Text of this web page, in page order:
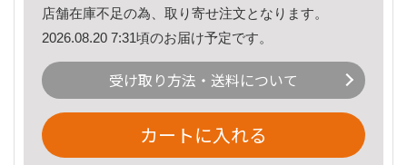
店舗在庫不足の為、取り寄せ注文となります。
2026.08.20 7:31頃のお届け予定です。
受け取り方法・送料について
カートに入れる